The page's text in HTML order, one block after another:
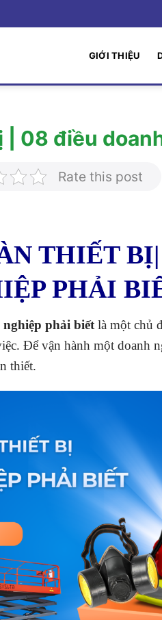
GIỚI THIỆU
08 điều
Rate this post
THIẾT
PHẢI
phải biếtlà một chủ
Để vận hành một doanh
thiết.